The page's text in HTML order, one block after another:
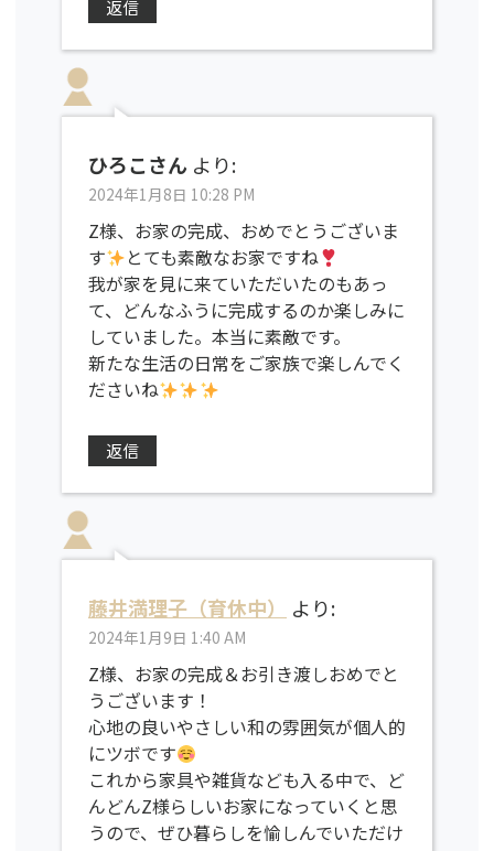
返信
ひろこさん より:
2024年1月8日 10:28 PM
Z様、お家の完成、おめでとうございま
す
とても素敵なお家ですね
我が家を見に来ていただいたのもあっ
て、どんなふうに完成するのか楽しみに
していました。本当に素敵です。
新たな生活の日常をご家族で楽しんでく
ださいね
返信
藤井満理子（育休中） より:
2024年1月9日 1:40 AM
Z様、お家の完成＆お引き渡しおめでと
うございます！
心地の良いやさしい和の雰囲気が個人的
にツボです
これから家具や雑貨なども入る中で、ど
んどんZ様らしいお家になっていくと思
うので、ぜひ暮らしを愉しんでいただけ